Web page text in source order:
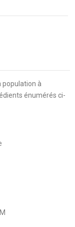
population à
énumérés ci-